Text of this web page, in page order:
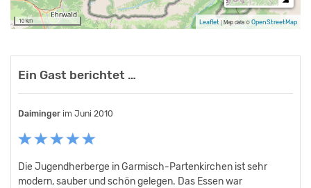
Tischtennisplatz, Klettergeräte, Wintersport
Behinderten-Parkplatz, rollstuhlfreundliche
Gemeinschaftsflächen & Tagungsräume, 2 rollstuhlfreundliche
Zimmer mit Bad, rollstuhlfreundliches Außengelände, stufenloser
Zugang zum Gebäude.
Kletterwand / Boulderwand, Außengelände mit Spielturm,
Lagerfeuerplatz, große Sonnenterrasse, Balancierbalken im
Außenbereich, Mikroskope, hauseigene Kletterwand (Nutzung
10 km Leaflet|Map data ©OpenStreetMap
Ein Gast berichtet …
Daiminger im Juni 2010
Die Jugendherberge in Garmisch-Partenkirchen ist sehr
modern, sauber und schön gelegen. Das Essen war